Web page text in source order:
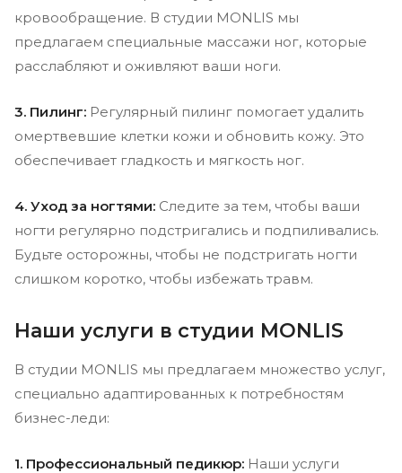
кровообращение. В студии MONLIS мы
предлагаем специальные массажи ног, которые
расслабляют и оживляют ваши ноги.
3. Пилинг: Регулярный пилинг помогает удалить
омертвевшие клетки кожи и обновить кожу. Это
обеспечивает гладкость и мягкость ног.
4. Уход за ногтями: Следите за тем, чтобы ваши
ногти регулярно подстригались и подпиливались.
Будьте осторожны, чтобы не подстригать ногти
слишком коротко, чтобы избежать травм.
Наши услуги в студии MONLIS
В студии MONLIS мы предлагаем множество услуг,
специально адаптированных к потребностям
бизнес-леди:
1. Профессиональный педикюр: Наши услуги